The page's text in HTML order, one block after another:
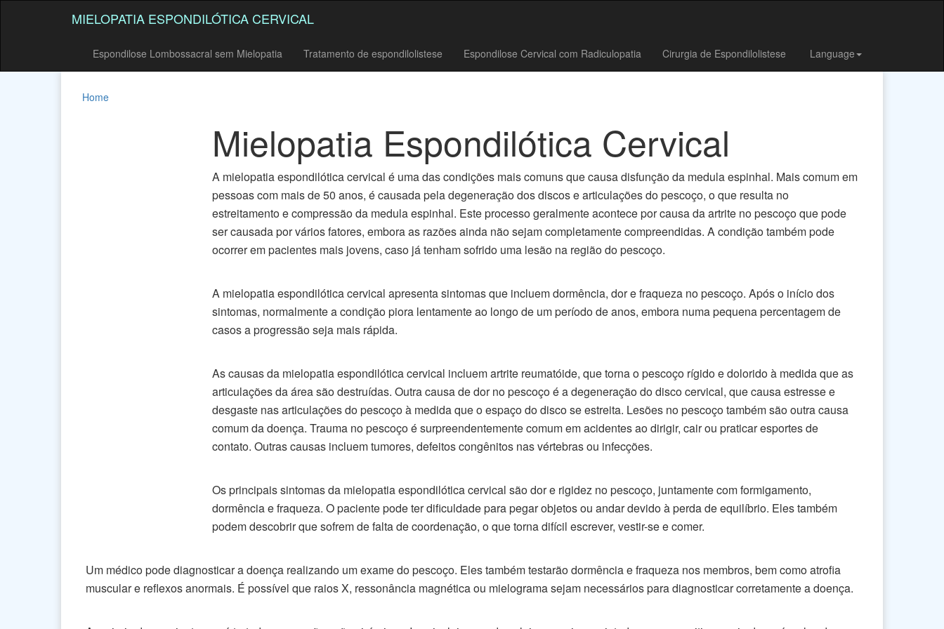
MIELOPATIA ESPONDILÓTICA CERVICAL
Espondilose Lombossacral sem Mielopatia Tratamento de espondilolistese Espondilose Cervical com Radiculopatia Cirurgia de Espondilolistese Language
Home
Mielopatia Espondilótica Cervical
A mielopatia espondilótica cervical é uma das condições mais comuns que causa disfunção da medula espinhal. Mais comum em
pessoas com mais de 50 anos, é causada pela degeneração dos discos e articulações do pescoço, o que resulta no
estreitamento e compressão da medula espinhal. Este processo geralmente acontece por causa da artrite no pescoço que pode
ser causada por vários fatores, embora as razões ainda não sejam completamente compreendidas. A condição também pode
ocorrer em pacientes mais jovens, caso já tenham sofrido uma lesão na região do pescoço.
A mielopatia espondilótica cervical apresenta sintomas que incluem dormência, dor e fraqueza no pescoço. Após o início dos
sintomas, normalmente a condição piora lentamente ao longo de um período de anos, embora numa pequena percentagem de
casos a progressão seja mais rápida.
As causas da mielopatia espondilótica cervical incluem artrite reumatóide, que torna o pescoço rígido e dolorido à medida que as
articulações da área são destruídas. Outra causa de dor no pescoço é a degeneração do disco cervical, que causa estresse e
desgaste nas articulações do pescoço à medida que o espaço do disco se estreita. Lesões no pescoço também são outra causa
comum da doença. Trauma no pescoço é surpreendentemente comum em acidentes ao dirigir, cair ou praticar esportes de
contato. Outras causas incluem tumores, defeitos congênitos nas vértebras ou infecções.
Os principais sintomas da mielopatia espondilótica cervical são dor e rigidez no pescoço, juntamente com formigamento,
dormência e fraqueza. O paciente pode ter dificuldade para pegar objetos ou andar devido à perda de equilíbrio. Eles também
podem descobrir que sofrem de falta de coordenação, o que torna difícil escrever, vestir-se e comer.
Um médico pode diagnosticar a doença realizando um exame do pescoço. Eles também testarão dormência e fraqueza nos membros, bem como atrofia
muscular e reflexos anormais. É possível que raios X, ressonância magnética ou mielograma sejam necessários para diagnosticar corretamente a doença.